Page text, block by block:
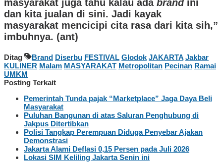
masyarakat juga tahu kalau ada brand ini
dan kita jualan di sini. Jadi kayak
masyarakat mencicipi cita rasa dari kita sih,”
imbuhnya. (ant)
Ditag Brand Diserbu FESTIVAL Glodok JAKARTA Jakbar
KULINER Malam MASYARAKAT Metropolitan Pecinan Ramai
UMKM
Posting Terkait
Pemerintah Tunda pajak “Marketplace” Jaga Daya Beli
Masyarakat
Puluhan Bangunan di atas Saluran Penghubung di
Jakpus Ditertibkan
Polisi Tangkap Perempuan Diduga Penyebar Ajakan
Demonstrasi
Jakarta Alami Deflasi 0,15 Persen pada Juli 2026
Lokasi SIM Keliling Jakarta Senin ini